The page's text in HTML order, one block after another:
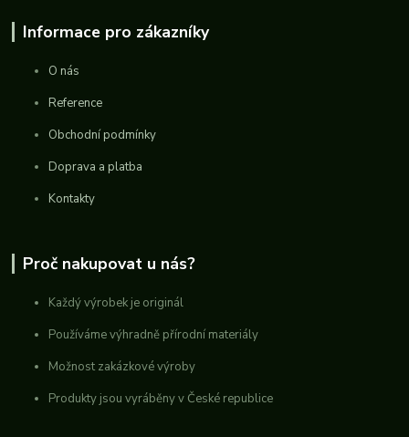
Informace pro zákazníky
O nás
Reference
Obchodní podmínky
Doprava a platba
Kontakty
Proč nakupovat u nás?
Každý výrobek je originál
Používáme výhradně přírodní materiály
Možnost zakázkové výroby
Produkty jsou vyráběny v České republice